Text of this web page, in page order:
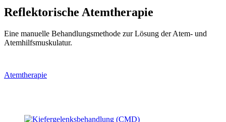
Reflektorische Atemtherapie
Eine manuelle Behandlungsmethode zur Lösung der Atem- und
Atemhilfsmuskulatur.
Atemtherapie